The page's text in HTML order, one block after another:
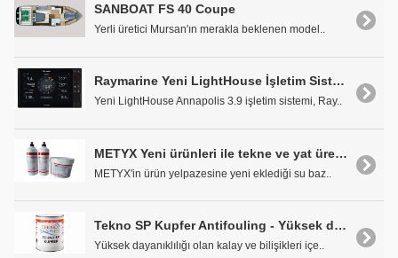
SANBOAT FS 40 Coupe
Yerli üretici Mursan'ın merakla beklenen model..
Raymarine Yeni LightHouse İşletim Sistemi Güncellemesi Açıklandı
Yeni LightHouse Annapolis 3.9 işletim sistemi, Ray..
METYX Yeni ürünleri ile tekne ve yat üreticilerinin dikkat çekiyor!
METYX'in ürün yelpazesine yeni eklediği su baz..
Tekno SP Kupfer Antifouling - Yüksek dayanıklılığı olan kalay ve bilişikleri içermeyen zehirli boya
Yüksek dayanıklılığı olan kalay ve bilişikleri içe..